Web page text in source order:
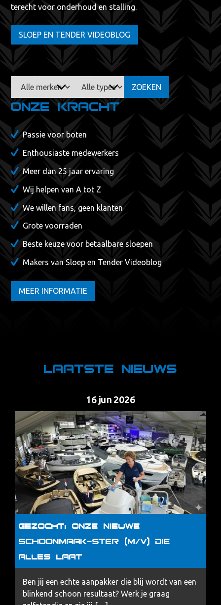
terecht voor onderhoud en stalling.
SLOEP EN TENDER VIDEOBLOG
ZOEKEN
Onze kracht
Passie voor boten
Enthousiaste medewerkers
Meer dan 25 jaar ervaring
Wij helpen van A tot Z
We willen fans, geen klanten
Grote voorraden
Beste keuze voor betaalbare sloepen
Makers van Sloep en Tender Videoblog
MEER INFORMATIE
Laatste nieuws
16 jun 2026
Gezocht: Onze nieuwe
Schoonmaak-Ster (m/v) die
alles laat
Ben jij een echte aanpakker die blij wordt van een
blinkend schoon resultaat? Werk je graag